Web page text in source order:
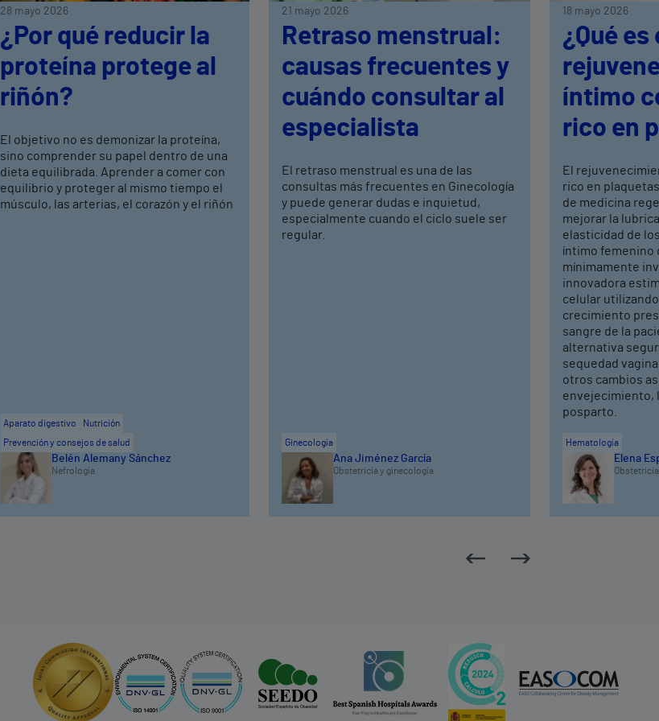
28 mayo 2026
¿Por qué reducir la
proteína protege al
riñón?
El objetivo no es demonizar la proteína,
sino comprender su papel dentro de una
dieta equilibrada. Aprender a comer con
equilibrio y proteger al mismo tiempo el
músculo, las arterias, el corazón y el riñón
Aparato digestivo
Nutrición
Prevención y consejos de salud
Belén Alemany Sánchez
Nefrología
21 mayo 2026
Retraso menstrual:
causas frecuentes y
cuándo consultar al
especialista
El retraso menstrual es una de las
consultas más frecuentes en Ginecología
y puede generar dudas e inquietud,
especialmente cuando el ciclo suele ser
regular.
Ginecología
Ana Jiménez García
Obstetricia y ginecología
18 mayo 2026
¿Qué es
íntimo
rico en
El
rico en
de medicina
mejorar la
elasticidad de
íntimo femenino
mínimamente
innovadora
celular
crecimiento
sangre de la
alternativa
sequedad
otros cambios
envejecimiento,
posparto.
Hematología
Elena